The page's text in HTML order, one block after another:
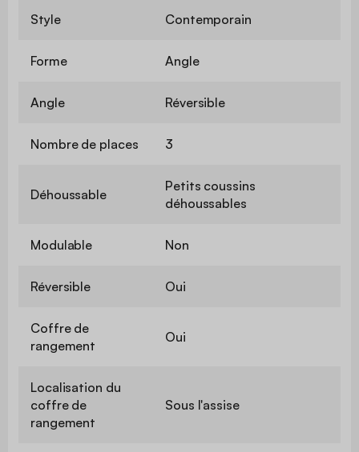
Style Contemporain
Forme Angle
Angle Réversible
Nombre de places 3
Déhoussable
Petits coussins
déhoussables
Modulable Non
Réversible Oui
Coffre de
rangement
Oui
Localisation du
coffre de
rangement
Sous l'assise